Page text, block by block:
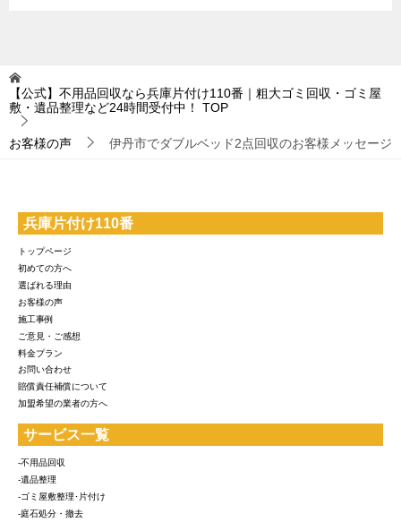
【公式】不用品回収なら兵庫片付け110番｜粗大ゴミ回収・ゴミ屋
敷・遺品整理など24時間受付中！
TOP
お客様の声 伊丹市でダブルベッド2点回収のお客様メッセージ
兵庫片付け110番
トップページ
初めての方へ
選ばれる理由
お客様の声
施工事例
ご意見・ご感想
料金プラン
お問い合わせ
賠償責任補償について
加盟希望の業者の方へ
サービス一覧
-不用品回収
-遺品整理
-ゴミ屋敷整理･片付け
-庭石処分・撤去